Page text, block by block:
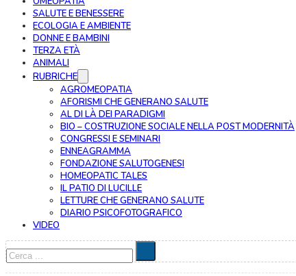
SALUTE E BENESSERE
ECOLOGIA E AMBIENTE
DONNE E BAMBINI
TERZA ETÀ
ANIMALI
RUBRICHE
AGROMEOPATIA
AFORISMI CHE GENERANO SALUTE
AL DI LÀ DEI PARADIGMI
BIO – COSTRUZIONE SOCIALE NELLA POST MODERNITÀ
CONGRESSI E SEMINARI
ENNEAGRAMMA
FONDAZIONE SALUTOGENESI
HOMEOPATIC TALES
IL PATIO DI LUCILLE
LETTURE CHE GENERANO SALUTE
DIARIO PSICOFOTOGRAFICO
VIDEO
Cerca